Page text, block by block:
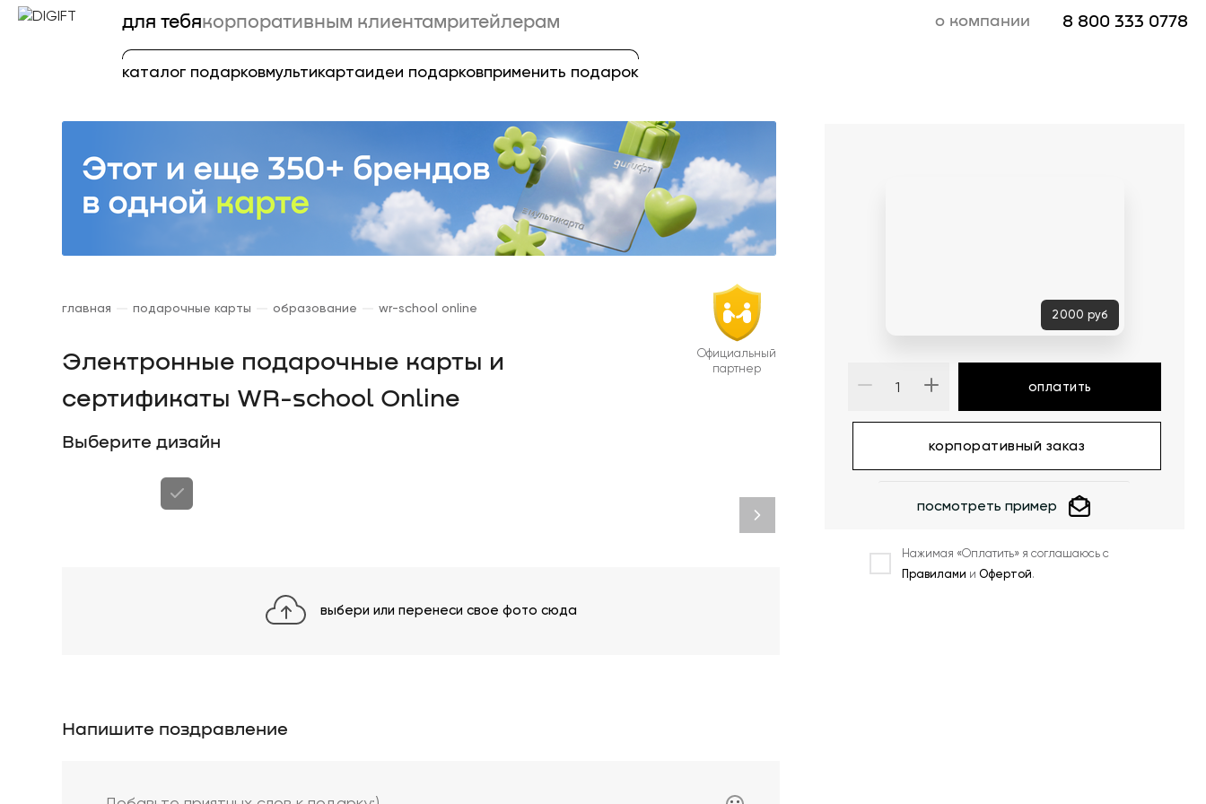
для тебя
каталог подарковмультикартаидеи подарковприменить подарок
корпоративным клиентамритейлерам о компании 8 800 333 0778
главная подарочные карты образование wr-school online
Официальный
партнер
Электронные подарочные карты и
сертификаты WR-school Online
Выберите дизайн
выбери или перенеси свое фото сюда
Напишите поздравление
2000 руб
оплатить
корпоративный заказ
посмотреть пример
Нажимая «Оплатить» я соглашаюсь с
Правилами иОфертой.